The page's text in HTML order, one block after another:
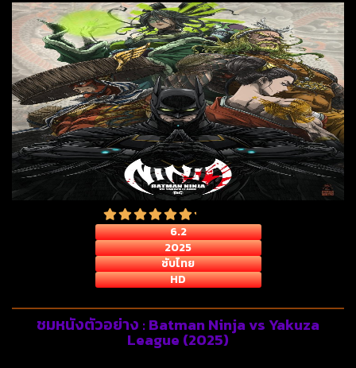
6.2
2025
ซับไทย
HD
ชมหนังตัวอย่าง : Batman Ninja vs Yakuza
League (2025)